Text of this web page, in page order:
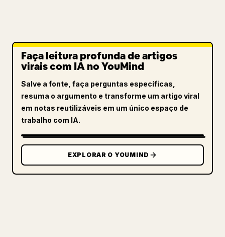
Faça leitura profunda de artigos
virais com IA no YouMind
Salve a fonte, faça perguntas específicas,
resuma o argumento e transforme um artigo viral
em notas reutilizáveis em um único espaço de
trabalho com IA.
EXPLORAR O YOUMIND